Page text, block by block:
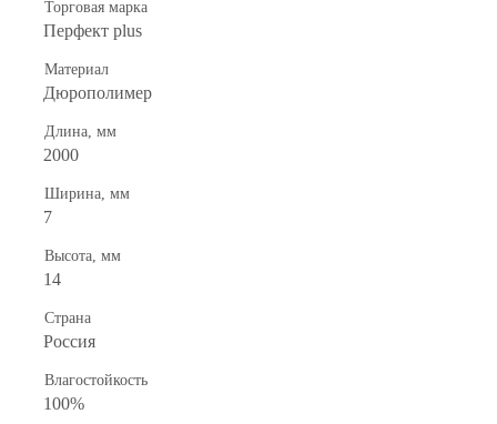
Торговая марка
Перфект plus
Материал
Дюрополимер
Длина, мм
2000
Ширина, мм
7
Высота, мм
14
Страна
Россия
Влагостойкость
100%